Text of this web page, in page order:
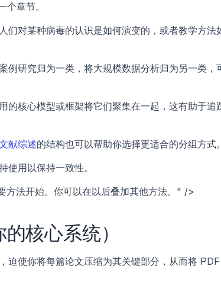
章节。
们对某种病毒的认识是如何演变的，或者教学方法
例研究归为一类，将大规模数据分析归为另一类，
的核心模型或框架将它们聚集在一起，这有助于追
献综述的结构也可以帮助你选择更适合的分组方式
使用以保持一致性。
法开始。你可以在以后叠加其他方法。" />
核心系统）
迫使你将每篇论文压缩为其关键部分，从而将 PDF